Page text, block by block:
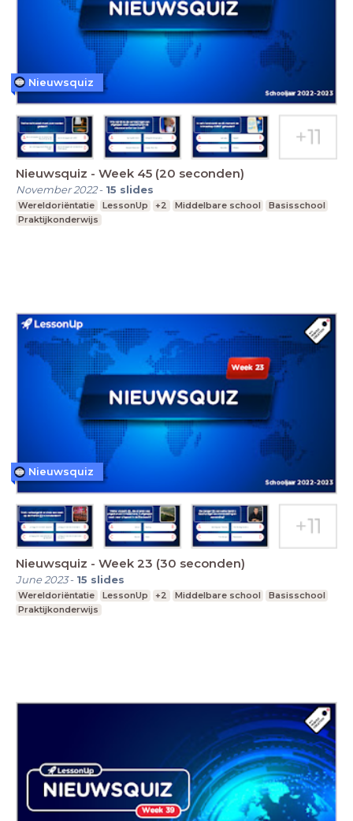
Nieuwsquiz - Week 45 (20 seconden)
November 2022- 15 slides
Wereldoriëntatie LessonUp +2 Middelbare school
Basisschool
Praktijkonderwijs
Nieuwsquiz
Nieuwsquiz - Week 23 (30 seconden)
June 2023- 15 slides
Wereldoriëntatie LessonUp +2 Middelbare school
Basisschool
Praktijkonderwijs
Nieuwsquiz